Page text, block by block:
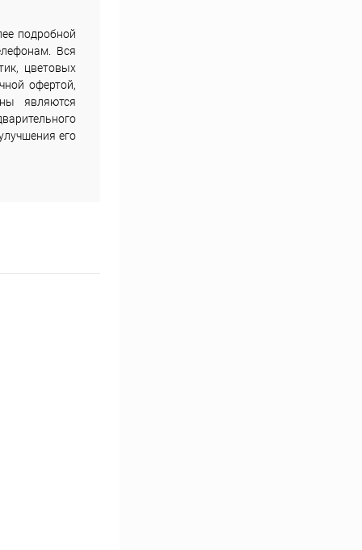
подробной
Вся
цветовых
офертой,
являются
его